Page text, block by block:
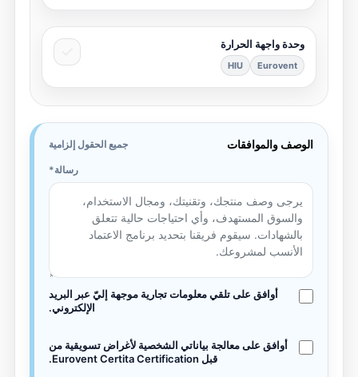
وحدة واجهة الحرارة
Eurovent
HIU
الوصف والموافقات جميع الحقول إلزامية
أوافق على تلقي معلومات تجارية موجهة إليّ عبر البريد
الإلكتروني.
أوافق على معالجة بياناتي الشخصية لأغراض تسويقية من